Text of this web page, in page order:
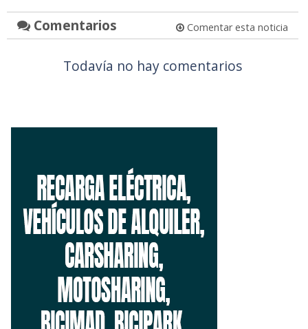
Comentarios Comentar esta noticia
Todavía no hay comentarios